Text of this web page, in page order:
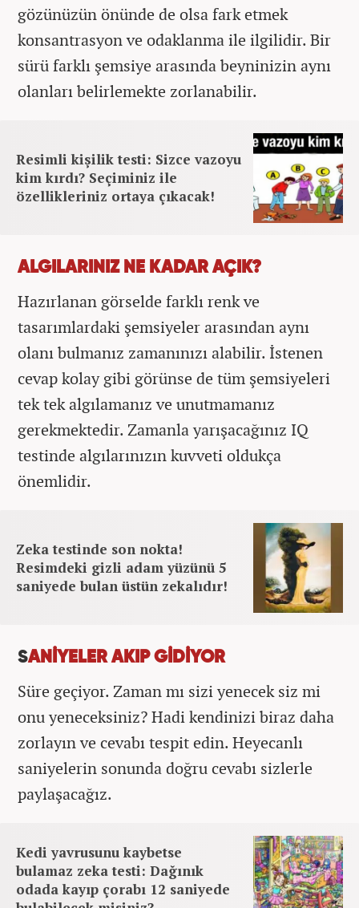
gözünüzün önünde de olsa fark etmek
konsantrasyon ve odaklanma ile ilgilidir. Bir
sürü farklı şemsiye arasında beyninizin aynı
olanları belirlemekte zorlanabilir.
Resimli kişilik testi: Sizce vazoyu
kim kırdı? Seçiminiz ile
özellikleriniz ortaya çıkacak!
ALGILARINIZ NE KADAR AÇIK?
Hazırlanan görselde farklı renk ve
tasarımlardaki şemsiyeler arasından aynı
olanı bulmanız zamanınızı alabilir. İstenen
cevap kolay gibi görünse de tüm şemsiyeleri
tek tek algılamanız ve unutmamanız
gerekmektedir. Zamanla yarışacağınız IQ
testinde algılarınızın kuvveti oldukça
önemlidir.
Zeka testinde son nokta!
Resimdeki gizli adam yüzünü 5
saniyede bulan üstün zekalıdır!
SANİYELER AKIP GİDİYOR
Süre geçiyor. Zaman mı sizi yenecek siz mi
onu yeneceksiniz? Hadi kendinizi biraz daha
zorlayın ve cevabı tespit edin. Heyecanlı
saniyelerin sonunda doğru cevabı sizlerle
paylaşacağız.
Kedi yavrusunu kaybetse
bulamaz zeka testi: Dağınık
odada kayıp çorabı 12 saniyede